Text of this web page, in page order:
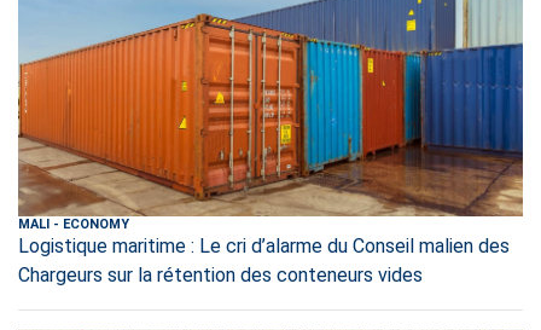
MALI - ECONOMY
Logistique maritime : Le cri d’alarme du Conseil malien des
Chargeurs sur la rétention des conteneurs vides